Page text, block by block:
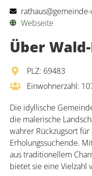
Über
PLZ: 69483
Einwohnerzahl:
Die idyllische
die malerische
wahrer Rückzugsort
Erholungssuchende.
aus traditionellem
bietet sie eine Vielzahl
Webseite